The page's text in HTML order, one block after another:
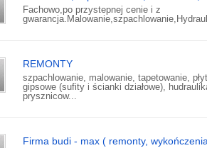
Fachowo,po przystepnej cenie i z
REMONTY
szpachlowanie, malowanie, tapetowanie,
gipsowe (sufity i ścianki działowe),
prysznicow...
Firma budi - max ( remonty,